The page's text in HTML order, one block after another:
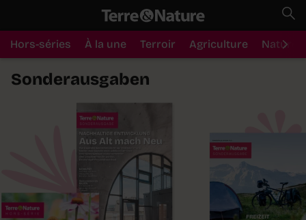
Hors-séries À la une Terroir Agriculture Nature
Sonderausgaben